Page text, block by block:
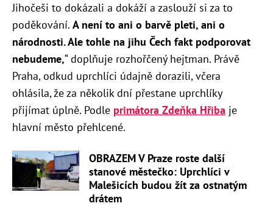
Jihočeši to dokázali a dokáží a zaslouží si za to
poděkování. A není to ani o barvě pleti, ani o
národnosti. Ale tohle na jihu Čech fakt podporovat
nebudeme,“ doplňuje rozhořčený hejtman. Právě
Praha, odkud uprchlíci údajně dorazili, včera
ohlásila, že za několik dní přestane uprchlíky
přijímat úplně. Podle primátora Zdeňka Hřiba je
hlavní město přehlcené.
OBRAZEM V Praze roste další
stanové městečko: Uprchlíci v
Malešicích budou žít za ostnatým
drátem